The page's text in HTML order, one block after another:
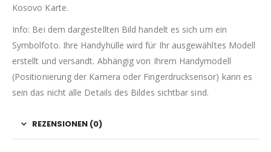
Kosovo Karte.
Info: Bei dem dargestellten Bild handelt es sich um ein
Symbolfoto. Ihre Handyhülle wird für Ihr ausgewähltes Modell
erstellt und versandt. Abhängig von Ihrem Handymodell
(Positionierung der Kamera oder Fingerdrucksensor) kann es
sein das nicht alle Details des Bildes sichtbar sind.
REZENSIONEN (0)